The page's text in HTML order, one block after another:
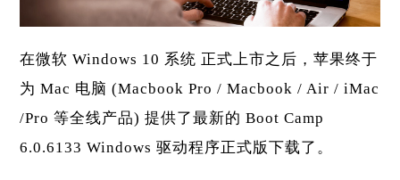
在微软 Windows 10 系统 正式上市之后，苹果终于
为 Mac 电脑 (Macbook Pro / Macbook / Air / iMac
/Pro 等全线产品) 提供了最新的 Boot Camp
6.0.6133 Windows 驱动程序正式版下载了。